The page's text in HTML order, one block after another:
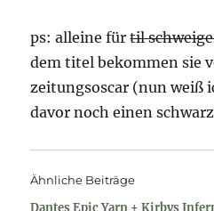
ps: alleine fürtil
dem titel bekommen sie
zeitungsoscar (nun weiß
davor noch einen
Ähnliche Beiträge
Dantes Epic Yarn ± Kirbys